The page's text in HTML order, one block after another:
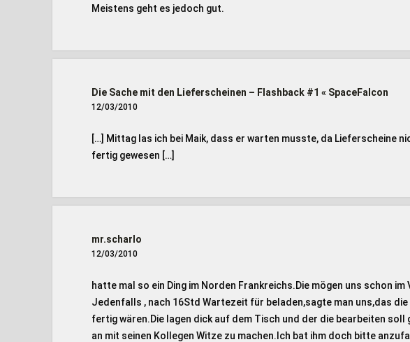
Meistens geht es jedoch gut.
Die Sache mit den Lieferscheinen – Flashback #1 « SpaceFalcon
12/03/2010
[…] Mittag las ich bei Maik, dass er warten musste, da Lieferscheine
fertig gewesen […]
mr.scharlo
12/03/2010
hatte mal so ein Ding im Norden Frankreichs.Die mögen uns schon
Jedenfalls , nach 16Std Wartezeit für beladen,sagte man uns,das die
fertig wären.Die lagen dick auf dem Tisch und der die bearbeiten soll
an mit seinen Kollegen Witze zu machen.Ich bat ihm doch bitte